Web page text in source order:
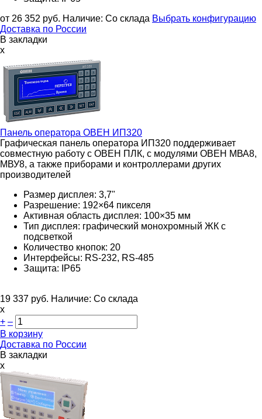
от 26 352 руб. Наличие: Со склада Выбрать конфигурацию
Доставка по России
В закладки
x
Панель оператора ОВЕН ИП320
Графическая панель оператора ИП320 поддерживает
совместную работу с ОВЕН ПЛК, с модулями ОВЕН МВА8,
МВУ8, а также приборами и контроллерами других
производителей
Размер дисплея: 3,7"
Разрешение: 192×64 пикселя
Активная область дисплея: 100×35 мм
Тип дисплея: графический монохромный ЖК с
подсветкой
Количество кнопок: 20
Интерфейсы: RS-232, RS-485
Защита: IP65
19 337 руб. Наличие: Со склада
х
+ –
В корзину
Доставка по России
В закладки
x